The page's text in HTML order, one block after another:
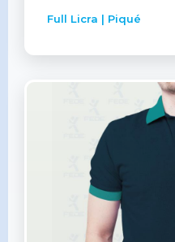
Full Licra | Piqué